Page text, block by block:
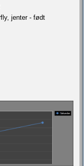
jenter - født